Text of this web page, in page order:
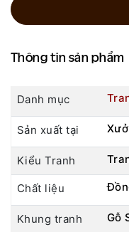
Thông tin sản phẩm
Danh mục
Sản xuất tại
Kiểu Tranh
Chất liệu
Khung tranh Gỗ